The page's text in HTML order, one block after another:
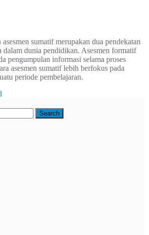
sumatif merupakan dua pendekatan
dalam dunia pendidikan. Asesmen formatif
pengumpulan informasi selama proses
asesmen sumatif lebih berfokus pada
periode pembelajaran.